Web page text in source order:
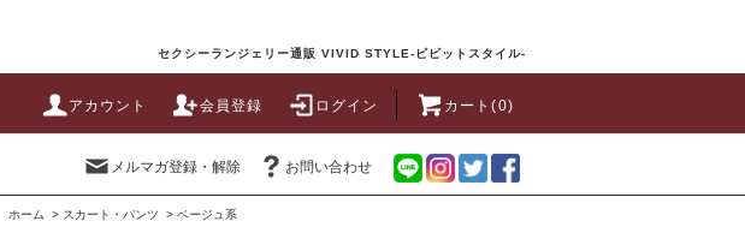
セクシーランジェリー通販 VIVID STYLE-ビビットスタイル-
アカウント 会員登録 ログイン カート(0)
メルマガ登録・解除 お問い合わせ
ホーム > スカート・パンツ > ベージュ系